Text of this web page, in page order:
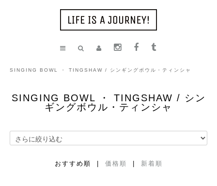
SINGING BOWL ・ TINGSHAW / シンギングボウル・ティンシャ
SINGING BOWL ・ TINGSHAW / シン
ギングボウル・ティンシャ
おすすめ順 | 価格順 新着順